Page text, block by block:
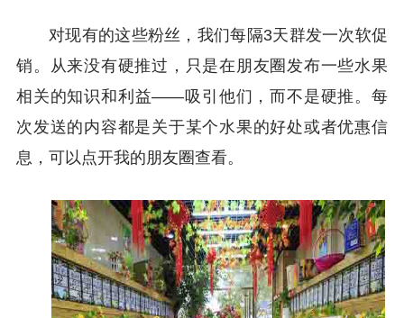
对现有的这些粉丝，我们每隔3天群发一次软促
销。从来没有硬推过，只是在朋友圈发布一些水果
相关的知识和利益——吸引他们，而不是硬推。每
次发送的内容都是关于某个水果的好处或者优惠信
息，可以点开我的朋友圈查看。